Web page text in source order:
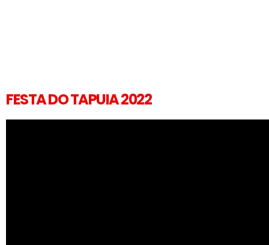
FESTA DO TAPUIA 2022